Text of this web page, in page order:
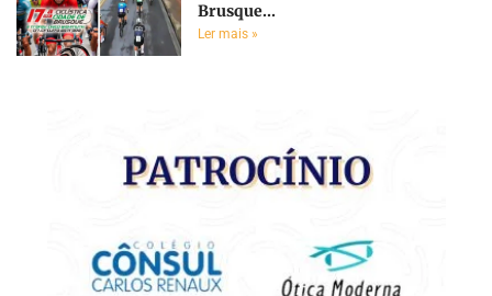
Brusque...
Ler mais »